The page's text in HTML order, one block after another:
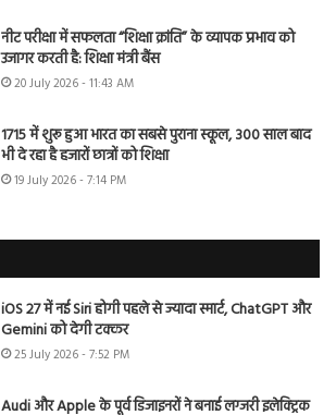
नीट परीक्षा में सफलता “शिक्षा क्रांति” के व्यापक प्रभाव को
उजागर करती है: शिक्षा मंत्री बैंस
20 July 2026 - 11:43 AM
1715 में शुरू हुआ भारत का सबसे पुराना स्कूल, 300 साल बाद
भी दे रहा है हजारों छात्रों को शिक्षा
19 July 2026 - 7:14 PM
iOS 27 में नई Siri होगी पहले से ज्यादा स्मार्ट, ChatGPT और
Gemini को देगी टक्कर
25 July 2026 - 7:52 PM
Audi और Apple के पूर्व डिजाइनरों ने बनाई लग्जरी इलेक्ट्रिक